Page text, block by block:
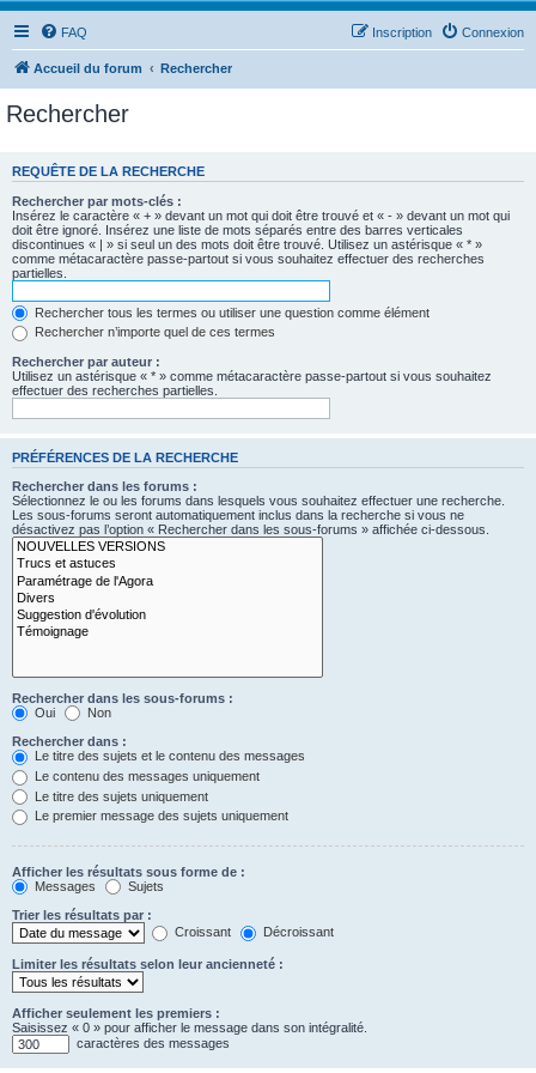
FAQ Connexion
Inscription
Accueil du forum Rechercher
Rechercher
REQUÊTE DE LA RECHERCHE
Rechercher par mots-clés :
Insérez le caractère « + » devant un mot qui doit être trouvé et « - » devant un mot qui
doit être ignoré. Insérez une liste de mots séparés entre des barres verticales
discontinues « | » si seul un des mots doit être trouvé. Utilisez un astérisque « * »
comme métacaractère passe-partout si vous souhaitez effectuer des recherches
partielles.
Rechercher tous les termes ou utiliser une question comme élément
Rechercher n’importe quel de ces termes
Rechercher par auteur :
Utilisez un astérisque « * » comme métacaractère passe-partout si vous souhaitez
effectuer des recherches partielles.
PRÉFÉRENCES DE LA RECHERCHE
Rechercher dans les forums :
Sélectionnez le ou les forums dans lesquels vous souhaitez effectuer une recherche.
Les sous-forums seront automatiquement inclus dans la recherche si vous ne
désactivez pas l’option « Rechercher dans les sous-forums » affichée ci-dessous.
Rechercher dans les sous-forums :
Oui
Non
Rechercher dans :
Le titre des sujets et le contenu des messages
Le contenu des messages uniquement
Le titre des sujets uniquement
Le premier message des sujets uniquement
Afficher les résultats sous forme de :
Messages
Sujets
Trier les résultats par :
Croissant
Décroissant
Limiter les résultats selon leur ancienneté :
Afficher seulement les premiers :
Saisissez « 0 » pour afficher le message dans son intégralité.
caractères des messages